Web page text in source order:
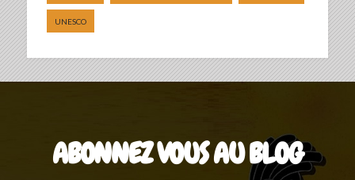
UNESCO
ABONNEZ VOUS AU BLOG